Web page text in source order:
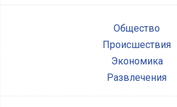
Общество
Происшествия
Экономика
Развлечения